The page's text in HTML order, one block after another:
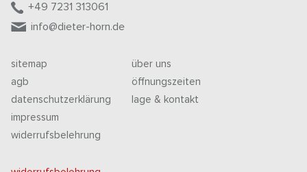
+49 7231 313061
info@dieter-horn.de
sitemap
agb
datenschutzerklärung
impressum
widerrufsbelehrung
über uns
öffnungszeiten
lage & kontakt